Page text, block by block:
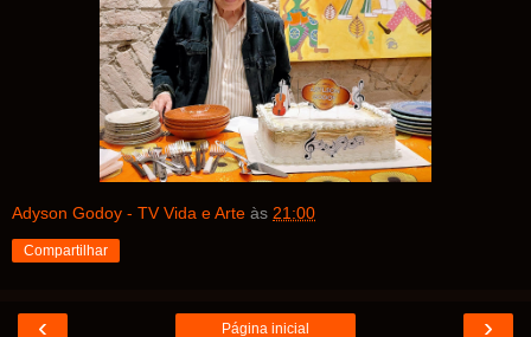
Adyson Godoy - TV Vida e Arte às 21:00
Compartilhar
‹ ›
Página inicial